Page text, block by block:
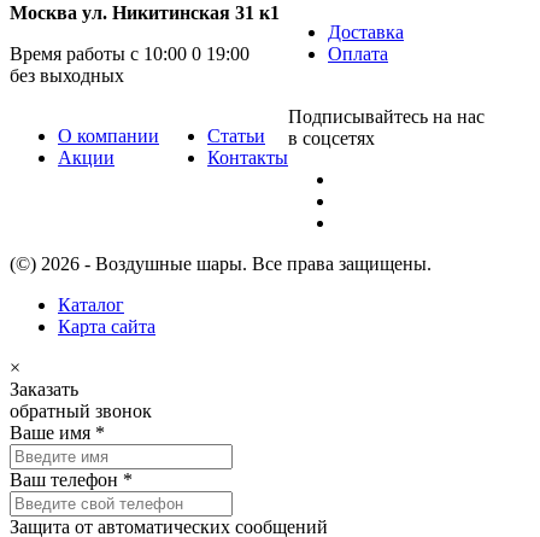
Москва ул. Никитинская 31 к1
Время работы с 10:00 0 19:00
без выходных
Доставка
Оплата
О компании
Акции
Статьи
Контакты
Подписывайтесь на нас
в соцсетях
(©) 2026 - Воздушные шары. Все права защищены.
Каталог
Карта сайта
×
Заказать
обратный звонок
Ваше имя *
Ваш телефон *
Защита от автоматических сообщений